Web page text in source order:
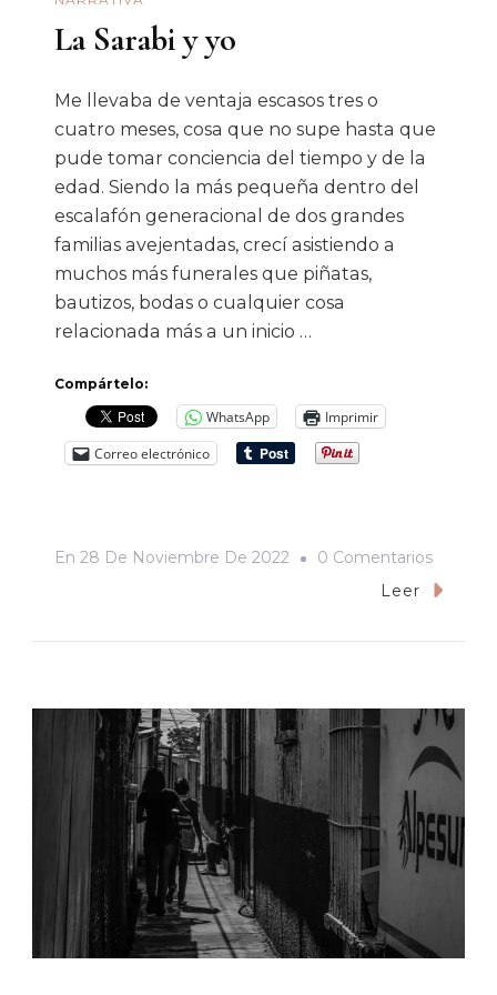
La Sarabi y yo
Me llevaba de ventaja escasos tres o
cuatro meses, cosa que no supe hasta que
pude tomar conciencia del tiempo y de la
edad. Siendo la más pequeña dentro del
escalafón generacional de dos grandes
familias avejentadas, crecí asistiendo a
muchos más funerales que piñatas,
bautizos, bodas o cualquier cosa
relacionada más a un inicio …
Compártelo:
WhatsApp
Imprimir
Correo electrónico
En 28 De Noviembre De 2022 0 ComentariosEn
La
Leer